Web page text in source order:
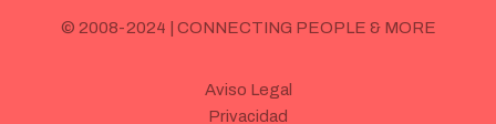
© 2008-2024 | CONNECTING PEOPLE & MORE
Aviso Legal
Privacidad